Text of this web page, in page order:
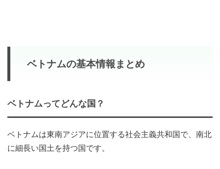
ベトナムの基本情報まとめ
ベトナムってどんな国？
ベトナムは東南アジアに位置する社会主義共和国で、南北
に細長い国土を持つ国です。